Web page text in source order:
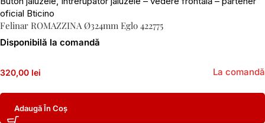
Felinar ROMAZZINA Ø324mm Eglo 422775
Disponibilă la comandă
320,00 lei La comandă
Adaugă În Coș